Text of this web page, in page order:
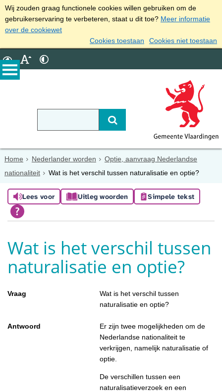
Wij zouden graag functionele cookies willen gebruiken om de
gebruikerservaring te verbeteren, staat u dit toe? Meer informatie
over de cookiewet
Cookies toestaan
Cookies niet toestaan
Home Nederlander worden
Optie, aanvraag Nederlandse
nationaliteit
Wat is het verschil tussen naturalisatie en optie?
Lees voor Uitleg woorden Simpele tekst
Wat is het verschil tussen
naturalisatie en optie?
Vraag
Wat is het verschil tussen
naturalisatie en optie?
Antwoord
Er zijn twee mogelijkheden om de
Nederlandse nationaliteit te
verkrijgen, namelijk naturalisatie of
optie.
De verschillen tussen een
naturalisatieverzoek en een